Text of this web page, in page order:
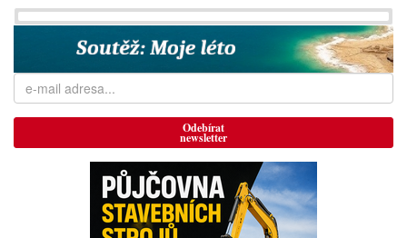
Odebírat
newsletter